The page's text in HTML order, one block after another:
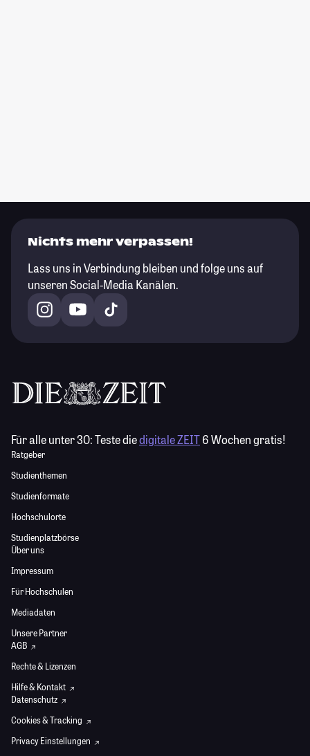
Nichts mehr verpassen!
Lass uns in Verbindung bleiben und folge uns auf
unseren Social-Media Kanälen.
Für alle unter 30:Teste diedigitale ZEIT6 Wochen gratis!
Ratgeber
Studienthemen
Studienformate
Hochschulorte
Studienplatzbörse
Über uns
Impressum
Für Hochschulen
Mediadaten
Unsere Partner
AGB
Rechte & Lizenzen
Hilfe & Kontakt
Datenschutz
Cookies & Tracking
Privacy Einstellungen